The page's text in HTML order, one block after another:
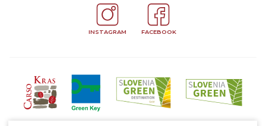
INSTAGRAM FACEBOOK